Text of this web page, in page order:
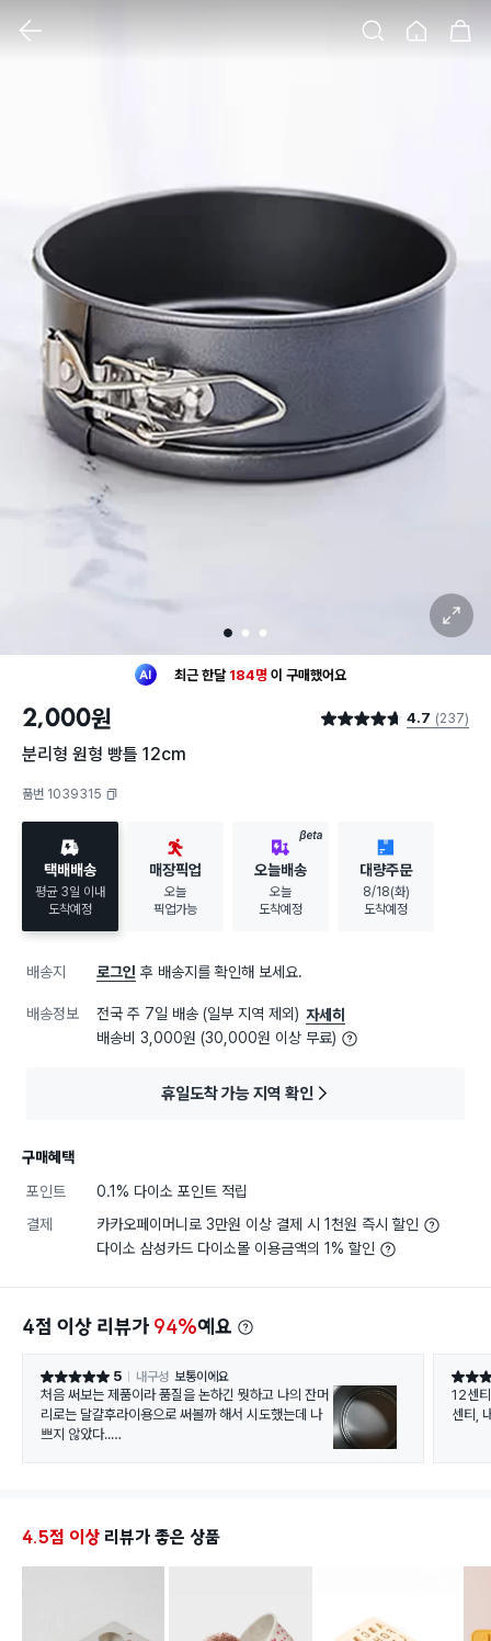
1 2 3
확대 보기
최근 한달 184명 이 구매했어요
구매했어요
2,000원 별점 4.7점 4.7 (237)
분리형 원형 빵틀 12cm
품번 1039315
택배배송
평균 3일 이내
도착예정
매장픽업
오늘
픽업가능
BETA
오늘배송
오늘
도착예정
대량주문
8/18(화)
도착예정
배송지 로그인 후 배송지를 확인해 보세요.
배송정보 전국 주 7일 배송 (일부 지역 제외) 자세히
배송비 3,000원 (30,000원 이상 무료)
휴일도착 가능 지역 확인
구매혜택
포인트
0.1% 다이소 포인트 적립
결제
카카오페이머니로 3만원 이상 결제 시 1천원 즉시 할인
다이소 삼성카드 다이소몰 이용금액의 1% 할인
4점 이상 리뷰가 94%예요
별점 5점 5 내구성 보통이에요
처음 써보는 제품이라 품질을 논하긴 뭣하고 나의 잔머
리로는 달걀후라이용으로 써볼까 해서 시도했는데 나
쁘지 않았다..
분리까지 되니 써빙할 땐 틀에서 분리해서 그릇째 내거
별점 5
12센
센티,
4.5점 이상 리뷰가 좋은 상품